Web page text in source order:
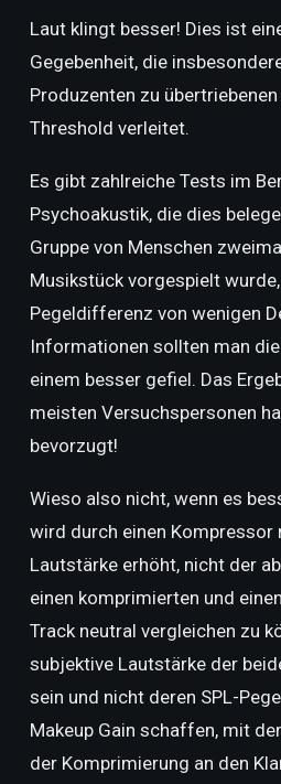
Laut klingt besser! Dies ist
Gegebenheit, die
Produzenten zu
Threshold verleitet.
Es gibt zahlreiche Tests im
Psychoakustik, die dies
Gruppe von Menschen
Musikstück vorgespielt
Pegeldifferenz von wenigen
Informationen sollten man
einem besser gefiel. Das
meisten Versuchspersonen
bevorzugt!
Wieso also nicht, wenn es
wird durch einen Kompressor
Lautstärke erhöht, nicht der
einen komprimierten und
Track neutral vergleichen zu
subjektive Lautstärke der
sein und nicht deren SPL-
Makeup Gain schaffen, mit
der Komprimierung an den